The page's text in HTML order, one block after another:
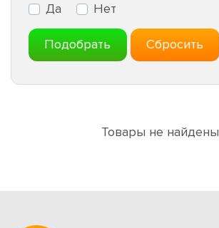
Товары не найдены
Да
Нет
Подобрать Сбросить